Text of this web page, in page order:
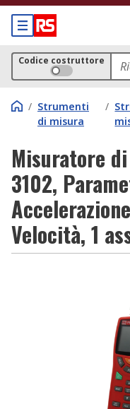
Codice costruttore
/ Strumenti
di misura
/
Misuratore
3102,
Velocità, 1